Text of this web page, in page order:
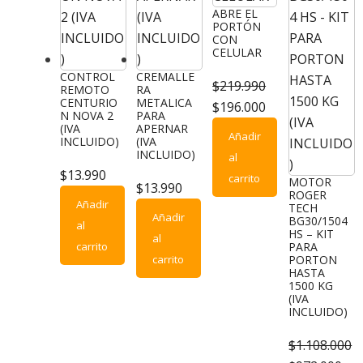
CONTROL
REMOTO
CENTURIO
N NOVA 2
(IVA
INCLUIDO)
$13.990
Añadir
al
carrito
CREMALLE
RA
METALICA
PARA
APERNAR
(IVA
INCLUIDO)
$13.990
Añadir
al
carrito
ABRE EL
PORTÓN
CON
CELULAR
$219.990
El
$219.990.
$196.000
precio
actual
$196.000.
Añadir
al
carrito
MOTOR
ROGER
TECH
BG30/1504
HS – KIT
PARA
PORTON
HASTA
1500 KG
(IVA
INCLUIDO)
$1.108.000